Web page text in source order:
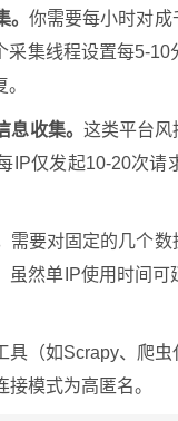
。你需要每小时对成
采集线程设置每5-
收集。 这类平台风
IP仅发起10-20次
需要对固定的几个
虽然单IP使用时间
（如Scrapy、爬
模式为高匿名。